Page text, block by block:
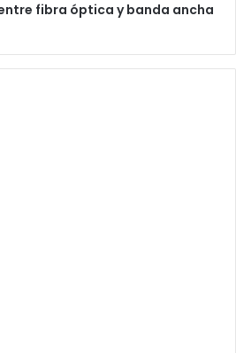
fibra óptica y banda ancha